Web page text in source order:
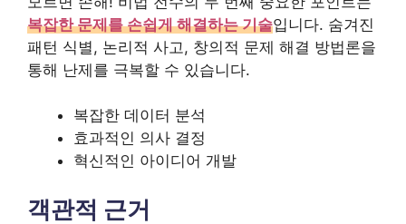
복잡한 문제를 손쉽게 해결하는 기술입니다. 숨겨진
패턴 식별, 논리적 사고, 창의적 문제 해결 방법론을
통해 난제를 극복할 수 있습니다.
복잡한 데이터 분석
효과적인 의사 결정
혁신적인 아이디어 개발
객관적 근거